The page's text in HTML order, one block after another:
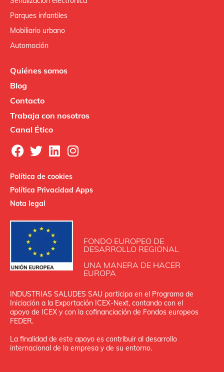
Parques infantiles
Mobiliario urbano
Automoción
Quiénes somos
Blog
Contacto
Trabaja con nosotros
Canal Ético
Política de cookies
Política Privacidad Apps
Nota legal
FONDO EUROPEO DE
DESARROLLO REGIONAL
UNA MANERA DE HACER
EUROPA
INDUSTRIAS SALUDES SAU participa en el Programa de
Iniciación a la Exportación ICEX‐Next, contando con el
apoyo de ICEX y con la cofinanciación de Fondos europeos
FEDER.
La finalidad de este apoyo es contribuir al desarrollo
internacional de la empresa y de su entorno.